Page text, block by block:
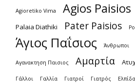
Agioretiko Vima Agios Paisios
Palaia Diathiki Pater Paisios
Άγιος Παΐσιος Άνθρωποι
Αγανακτηση Παισιος Αμαρτία
Γάλλοι Γαλλία Γιατροί Γιατρός Ελπίδα